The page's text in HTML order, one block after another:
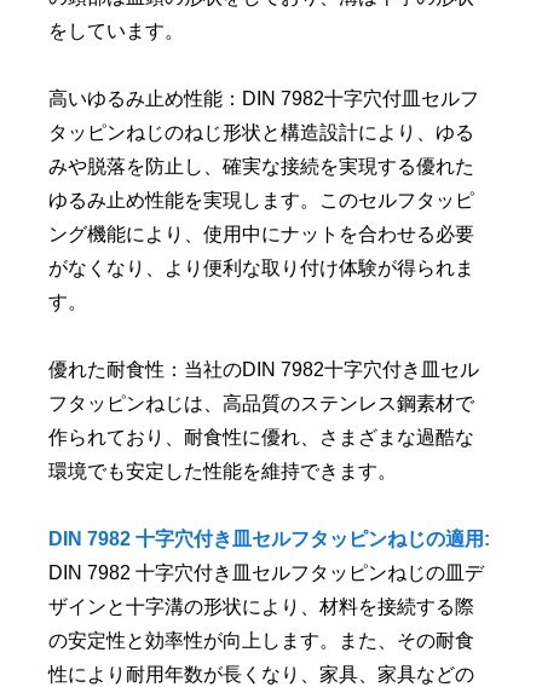
をしています。
高いゆるみ止め性能：DIN 7982十字穴付皿セルフ
タッピンねじのねじ形状と構造設計により、ゆる
みや脱落を防止し、確実な接続を実現する優れた
ゆるみ止め性能を実現します。このセルフタッピ
ング機能により、使用中にナットを合わせる必要
がなくなり、より便利な取り付け体験が得られま
す。
優れた耐食性：当社のDIN 7982十字穴付き皿セル
フタッピンねじは、高品質のステンレス鋼素材で
作られており、耐食性に優れ、さまざまな過酷な
環境でも安定した性能を維持できます。
DIN 7982 十字穴付き皿セルフタッピンねじの適用:
DIN 7982 十字穴付き皿セルフタッピンねじの皿デ
ザインと十字溝の形状により、材料を接続する際
の安定性と効率性が向上します。また、その耐食
性により耐用年数が長くなり、家具、家具などの